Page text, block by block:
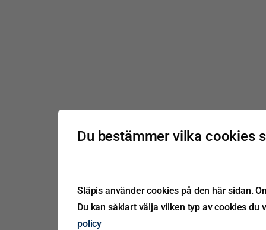
Du bestämmer vilka cookies
Släpis använder cookies på den här sidan.
Du kan såklart välja vilken typ av cookies
policy